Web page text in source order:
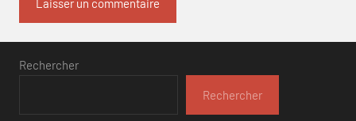
Rechercher
Rechercher